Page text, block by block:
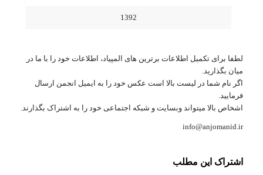
1392
لطفا برای تکمیل اطلاعات برترین های المپیاد، اطلاعات خود را با ما در
میان بگذارید.
اگر نام شما در لیست بالا است عکس خود را به ایمیل انجمن ارسال
فرمایید.
اشخاص بالا میتواند وبسایت و شبکه اجتماعی خود را به اشتراک بگذارند.
info@anjomanid.ir
اشتراک این مطلب